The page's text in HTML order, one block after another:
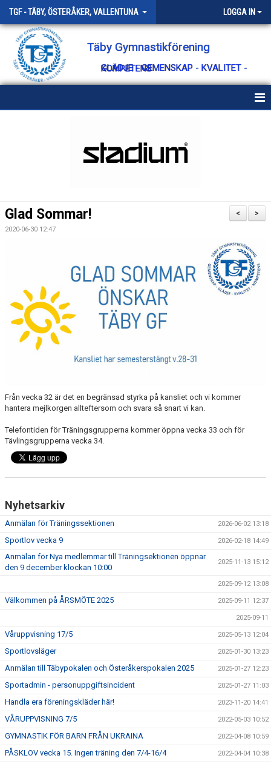
TGF - TÄBY, ÖSTERÅKER, VALLENTUNA LOGGA IN
Täby Gymnastikförening
GLÄDJE - GEMENSKAP - KVALITET - KOMPETENS
VÄRDEGRUND
FÖR MEDLEM
FÖR LEDARE
ARRANGEMANG/LÄGER
>
<
Glad Sommar!
2020-06-30 12:47
Från vecka 32 är det en begränsad styrka på kansliet och vi kommer
hantera mejlkorgen allteftersom och svara så snart vi kan.
Telefontiden för Träningsgrupperna kommer öppna vecka 33 och för
Tävlingsgrupperna vecka 34.
Nyhetsarkiv
Anmälan för Träningssektionen 2026-06-02 13:18
Sportlov vecka 9 2026-02-18 14:49
Anmälan för Nya medlemmar till Träningsektionen öppnar
den 9 december klockan 10:00
2025-11-13 15:12
2025-09-12 13:08
Välkommen på ÅRSMÖTE 2025 2025-09-11 12:37
2025-09-11
Våruppvisning 17/5 2025-05-13 12:04
Sportlovsläger 2025-01-30 13:23
Anmälan till Täbypokalen och Österåkerspokalen 2025 2025-01-27 12:23
Sportadmin - personuppgiftsincident 2025-01-27 11:03
Handla era föreningskläder här! 2023-11-20 14:41
VÅRUPPVISNING 7/5 2022-05-03 10:52
GYMNASTIK FÖR BARN FRÅN UKRAINA 2022-04-08 10:59
PÅSKLOV vecka 15. Ingen träning den 7/4-16/4 2022-04-04 10:38